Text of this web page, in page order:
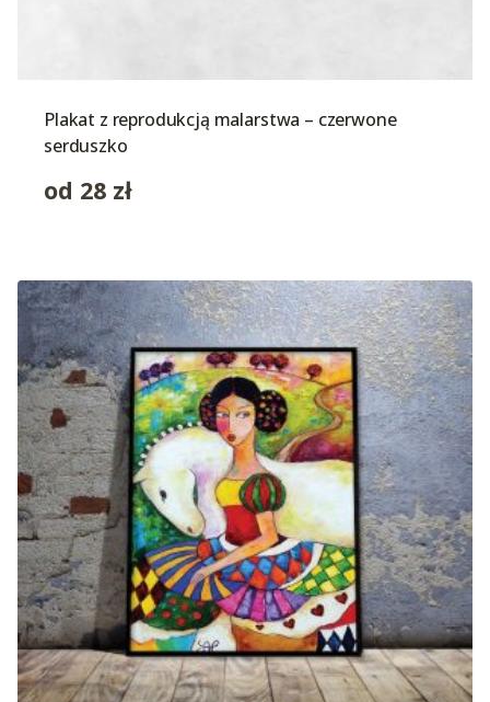
Plakat z reprodukcją malarstwa – czerwone
serduszko
od 28 zł